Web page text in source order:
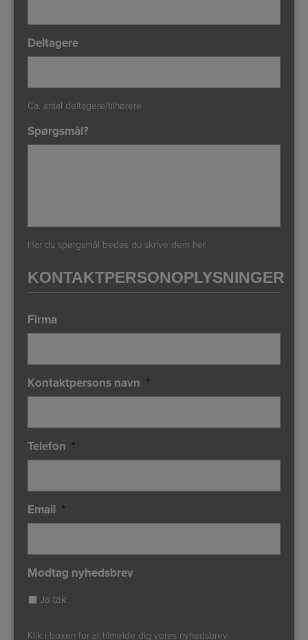
Deltagere
Ca. antal deltagere/tilhørere
Spørgsmål?
Har du spørgsmål bedes du skrive dem her.
KONTAKTPERSONOPLYSNINGER
Firma
Kontaktpersons navn *
Telefon *
Email *
Modtag nyhedsbrev
Ja tak
Klik i boxen for at tilmelde dig vores nyhedsbrev